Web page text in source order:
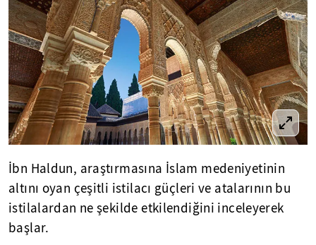
İbn Haldun, araştırmasına İslam medeniyetinin
altını oyan çeşitli istilacı güçleri ve atalarının bu
istilalardan ne şekilde etkilendiğini inceleyerek
başlar.